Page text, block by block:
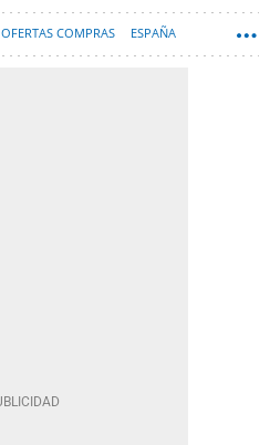
OFERTAS COMPRAS ESPAÑA